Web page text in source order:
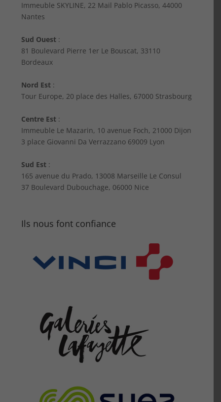
Immeuble SKYLINE, 22 Mail Pablo Picasso, 44000
Nantes
Sud Ouest :
81 Boulevard Pierre 1er Le Bouscat, 33110
Bordeaux
Nord Est :
Tour Europe, 20 place des Halles, 67000 Strasbourg
Centre Est :
Immeuble Le Mazarin, 10 avenue Foch, 21000 Dijon
3 place Giovanni Da Verrazzano 69009 Lyon
Sud Est :
165 avenue du Prado, 13008 Marseille Le Consul
37 Boulevard Dubouchage, 06000 Nice
Ils nous font confiance